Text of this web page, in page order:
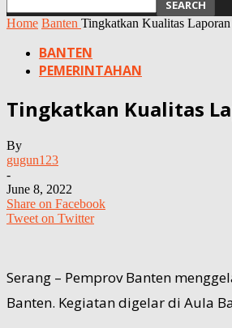
Home Banten Tingkatkan Kualitas
BANTEN
PEMERINTAHAN
Tingkatkan Kualitas
By
gugun123
-
June 8, 2022
Share on Facebook
Tweet on Twitter
Serang – Pemprov Banten
Banten. Kegiatan digelar di Aula